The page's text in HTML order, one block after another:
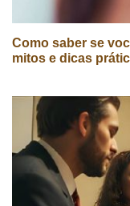
Como saber se
mitos e dicas